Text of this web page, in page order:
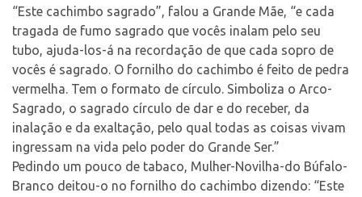
“Este cachimbo sagrado”, falou a Grande Mãe, “e cada
tragada de fumo sagrado que vocês inalam pelo seu
tubo, ajuda-los-á na recordação de que cada sopro de
vocês é sagrado. O fornilho do cachimbo é feito de pedra
vermelha. Tem o formato de círculo. Simboliza o Arco-
Sagrado, o sagrado círculo de dar e do receber, da
inalação e da exaltação, pelo qual todas as coisas vivam
ingressam na vida pelo poder do Grande Ser.”
Pedindo um pouco de tabaco, Mulher-Novilha-do Búfalo-
Branco deitou-o no fornilho do cachimbo dizendo: “Este